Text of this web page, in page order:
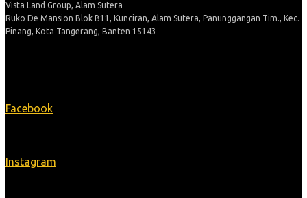
Vista Land Group, Alam Sutera
Ruko De Mansion Blok B11, Kunciran, Alam Sutera, Panunggangan Tim., Kec.
Pinang, Kota Tangerang, Banten 15143
Facebook
Instagram